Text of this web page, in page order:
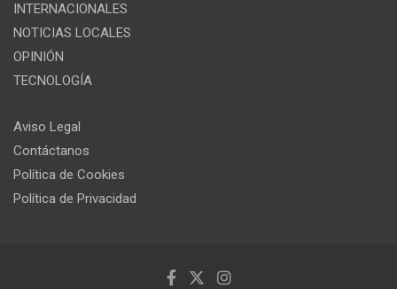
INTERNACIONALES
NOTICIAS LOCALES
OPINIÓN
TECNOLOGÍA
Aviso Legal
Contáctanos
Política de Cookies
Política de Privacidad